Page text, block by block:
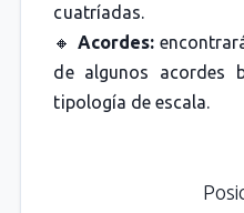
cuatríadas.
🔸 Acordes:
de algunos acordes
tipología de escala.